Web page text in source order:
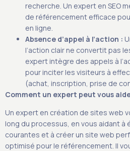
recherche. Un expert en SEO
de référencement efficace
en ligne.
Absence d’appel à l’action :
l’action clair ne convertit pas
expert intègre des appels à
pour inciter les visiteurs à
(achat, inscription, prise de
Comment un expert peut vous
Un expert en création de sites web
long du processus, en vous aidant à
courantes et à créer un site web
optimisé pour le référencement. Il